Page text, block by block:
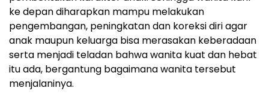
ke depan diharapkan mampu melakukan
pengembangan, peningkatan dan koreksi diri agar
anak maupun keluarga bisa merasakan keberadaan
serta menjadi teladan bahwa wanita kuat dan hebat
itu ada, bergantung bagaimana wanita tersebut
menjalaninya.